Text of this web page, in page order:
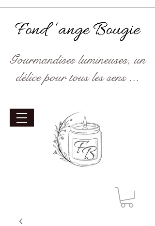
Gourmandises lumineuses, un
délice pour tous les sens ...